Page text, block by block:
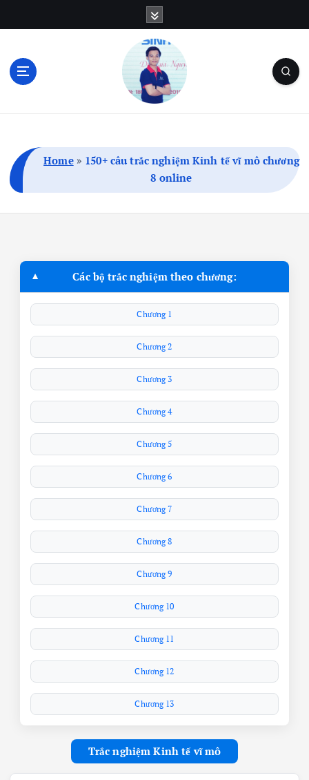
Home» 150+ câu trắc nghiệm Kinh tế vĩ mô chương
8 online
Các bộ trắc nghiệm theo chương:
Chương 1
Chương 2
Chương 3
Chương 4
Chương 5
Chương 6
Chương 7
Chương 8
Chương 9
Chương 10
Chương 11
Chương 12
Chương 13
Trắc nghiệm Kinh tế vĩ mô